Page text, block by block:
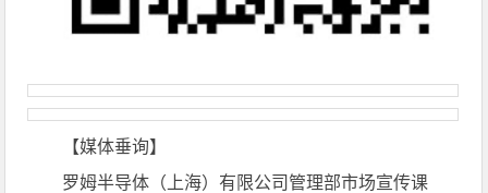
【媒体垂询】
罗姆半导体（上海）有限公司管理部市场宣传课